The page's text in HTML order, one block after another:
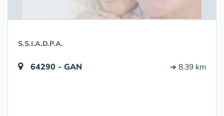
S.S.I.A.D.P.A.
64290 - GAN ➔ 8.39 km